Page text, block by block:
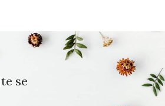
se